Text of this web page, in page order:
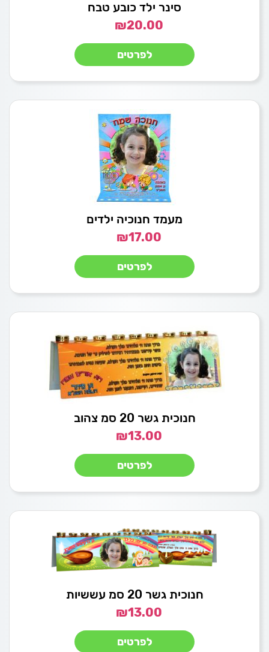
סינר ילד כובע טבח
₪20.00
לפרטים
מעמד חנוכיה ילדים
₪17.00
לפרטים
חנוכית גשר 20 סמ צהוב
₪13.00
לפרטים
חנוכית גשר 20 סמ עששיות
₪13.00
לפרטים